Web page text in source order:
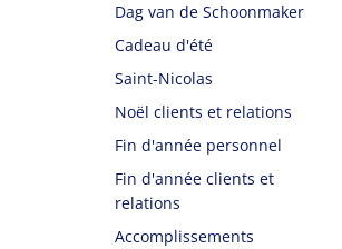
Dag van de Schoonmaker
Cadeau d'été
Saint-Nicolas
Noël clients et relations
Fin d'année personnel
Fin d'année clients et
relations
Accomplissements